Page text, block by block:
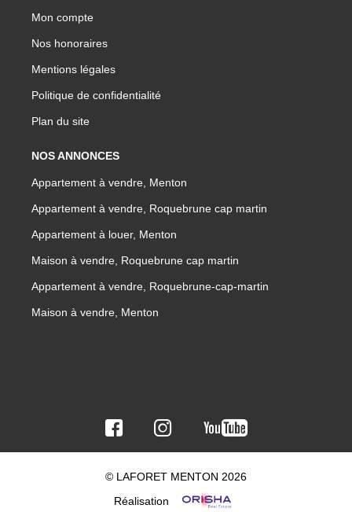
Mon compte
Nos honoraires
Mentions légales
Politique de confidentialité
Plan du site
NOS ANNONCES
Appartement à vendre, Menton
Appartement à vendre, Roquebrune cap martin
Appartement à louer, Menton
Maison à vendre, Roquebrune cap martin
Appartement à vendre, Roquebrune-cap-martin
Maison à vendre, Menton
© LAFORET MENTON 2026
Réalisation